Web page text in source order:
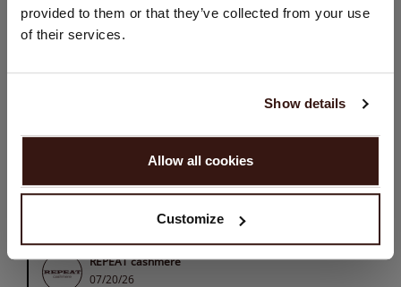
provided to them or that they’ve collected from your use
of their services.
Show details
Allow all cookies
Customize
Repeat cashmere zelf was uitstekend
Repeat cashmere zelf was uitstekend evenals de
wordt, DPD, niet zo best waardoor een pakketje om
onbekende reden wordt geretourneerd zonder dat het is
aangeboden. Wellicht is een andere pakketdienst te
REPEAT cashmere
07/20/26
États-Unis ($)
CONTINUER